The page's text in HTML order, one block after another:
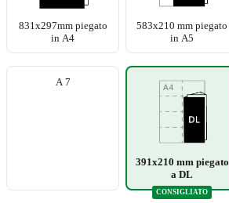
831x297mm piegato
in A4
583x210 mm piegato
in A5
A 7
391x210 mm piegato
a DL
CONSIGLIATO